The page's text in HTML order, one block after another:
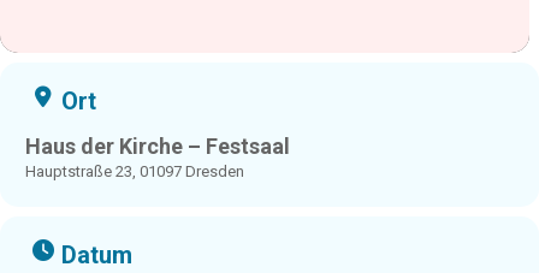
Ort
Haus der Kirche – Festsaal
Hauptstraße 23, 01097 Dresden
Datum